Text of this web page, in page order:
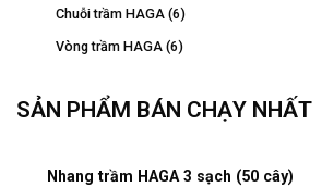
Chuỗi trầm HAGA (6)
Vòng trầm HAGA (6)
SẢN PHẨM BÁN CHẠY NHẤT
Nhang trầm HAGA 3 sạch (50 cây)